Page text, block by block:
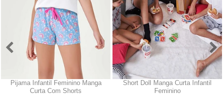
Pijama Infantil Feminino Manga
Curta Com Shorts
Short Doll Manga Curta Infantil
Feminino